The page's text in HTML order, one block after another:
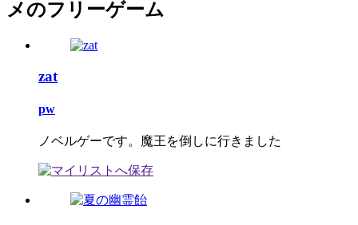
メのフリーゲーム
zat
pw
ノベルゲーです。魔王を倒しに行きました